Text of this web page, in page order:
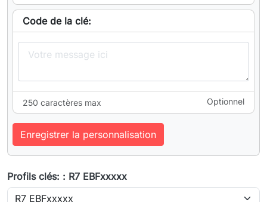
Code de la clé:
250 caractères max Optionnel
Enregistrer la personnalisation
Profils clés: : R7 EBFxxxxx